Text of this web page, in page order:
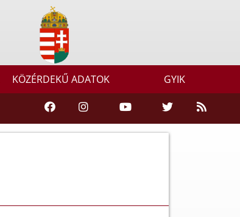
KÖZÉRDEKŰ ADATOK GYIK